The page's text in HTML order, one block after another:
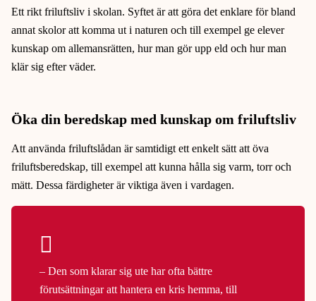
Ett rikt friluftsliv i skolan. Syftet är att göra det enklare för bland
annat skolor att komma ut i naturen och till exempel ge elever
kunskap om allemansrätten, hur man gör upp eld och hur man
klär sig efter väder.
Öka din beredskap med kunskap om friluftsliv
Att använda friluftslådan är samtidigt ett enkelt sätt att öva
friluftsberedskap, till exempel att kunna hålla sig varm, torr och
mätt. Dessa färdigheter är viktiga även i vardagen.
– Den som klarar sig ute har ofta bättre
förutsättningar att hantera en kris hemma, till